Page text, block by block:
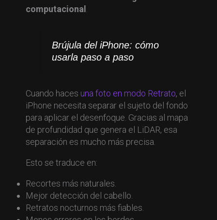
computacional
Brújula del iPhone: cómo
usarla paso a paso
Cuando haces una foto en modo Retrato, el
iPhone necesita separar el sujeto del fondo
para aplicar el desenfoque. Gracias al mapa
de profundidad que genera el LiDAR, esa
separación es mucho más precisa.
Esto se traduce en:
Recortes más naturales.
Mejor detección del cabello.
Retratos nocturnos más fiables.